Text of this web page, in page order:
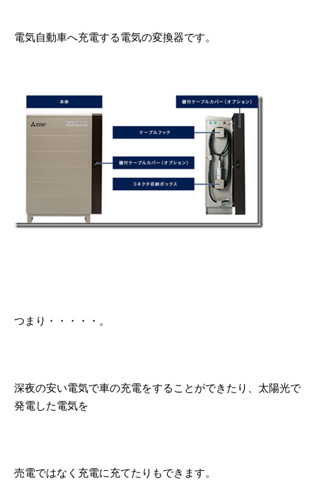
電気自動車へ充電する電気の変換器です。
つまり・・・・・。
深夜の安い電気で車の充電をすることができたり、太陽光で
発電した電気を
売電ではなく充電に充てたりもできます。